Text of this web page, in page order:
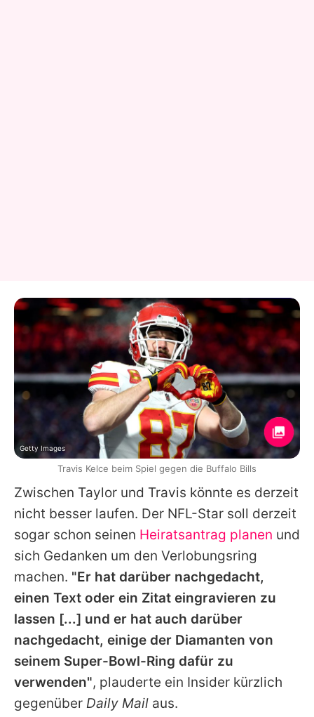
Zwischen Taylor und Travis könnte es derzeit
nicht besser laufen. Der NFL-Star soll derzeit
sogar schon seinen Heiratsantrag planen und
sich Gedanken um den Verlobungsring
machen. "Er hat darüber nachgedacht,
einen Text oder ein Zitat eingravieren zu
lassen [...] und er hat auch darüber
nachgedacht, einige der Diamanten von
seinem Super-Bowl-Ring dafür zu
verwenden", plauderte ein Insider kürzlich
gegenüber Daily Mail aus.
Getty Images
Travis Kelce beim Spiel gegen die Buffalo Bills